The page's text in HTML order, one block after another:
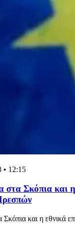
• 12:15
Σκόπια και η
και η εθνικά